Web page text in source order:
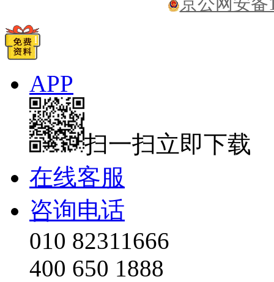
APP
扫一扫立即下载
在线客服
咨询电话
010 82311666
400 650 1888